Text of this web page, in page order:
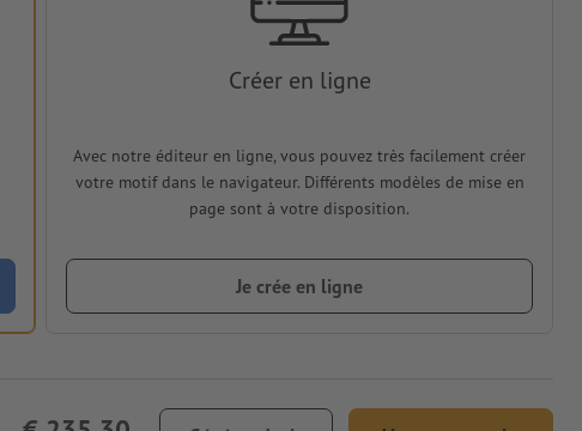
Créer en ligne
Avec notre éditeur en ligne, vous pouvez très facilement créer
votre motif dans le navigateur. Différents modèles de mise en
page sont à votre disposition.
Je crée en ligne